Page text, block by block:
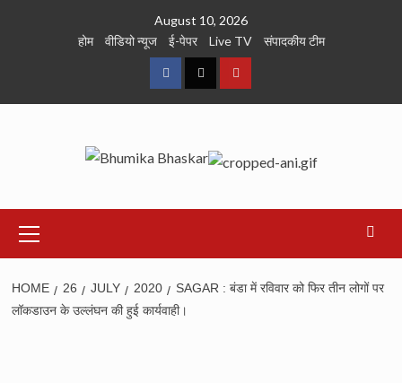
August 10, 2026
होम
वीडियो न्यूज ई-पेपर Live TV संपादकीय टीम
FacebookTwitterYoutube
Menu
HOME 26 JULY 2020
SAGAR : बंडा में रविवार को फिर तीन लोगों पर
लॉकडाउन के उल्लंघन की हुई कार्यवाही।